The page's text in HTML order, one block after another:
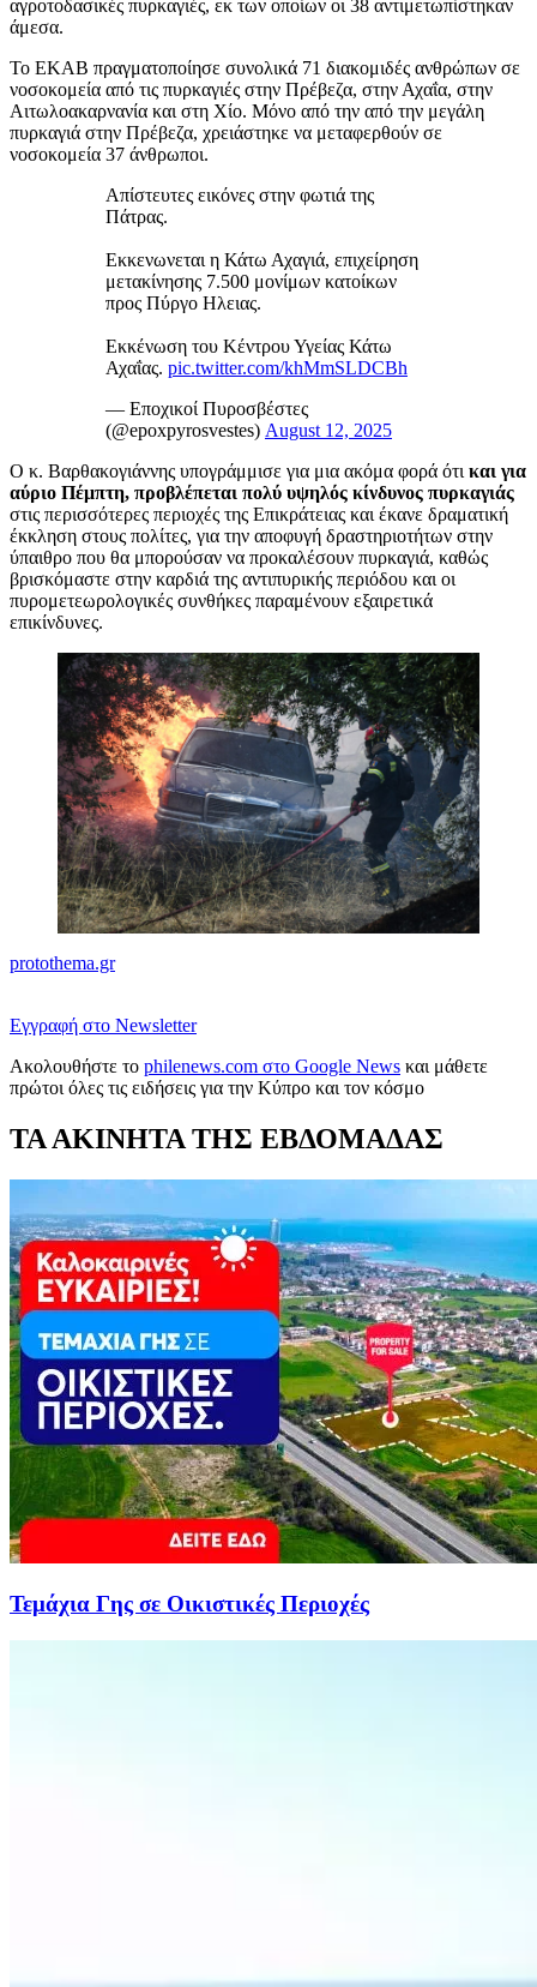
αγροτοδασικές πυρκαγιές, εκ των οποίων οι 38 αντιμετωπίστηκαν
άμεσα.
Το ΕΚΑΒ πραγματοποίησε συνολικά 71 διακομιδές ανθρώπων σε
νοσοκομεία από τις πυρκαγιές στην Πρέβεζα, στην Αχαΐα, στην
Αιτωλοακαρνανία και στη Χίο. Μόνο από την από την μεγάλη
πυρκαγιά στην Πρέβεζα, χρειάστηκε να μεταφερθούν σε
νοσοκομεία 37 άνθρωποι.
Απίστευτες εικόνες στην φωτιά της
Πάτρας.
Εκκενωνεται η Κάτω Αχαγιά, επιχείρηση
μετακίνησης 7.500 μονίμων κατοίκων
προς Πύργο Ηλειας.
Εκκένωση του Κέντρου Υγείας Κάτω
Αχαΐας. pic.twitter.com/khMmSLDCBh
— Εποχικοί Πυροσβέστες
(@epoxpyrosvestes) August 12, 2025
Ο κ. Βαρθακογιάννης υπογράμμισε για μια ακόμα φορά ότι και για
αύριο Πέμπτη, προβλέπεται πολύ υψηλός κίνδυνος πυρκαγιάς
στις περισσότερες περιοχές της Επικράτειας και έκανε δραματική
έκκληση στους πολίτες, για την αποφυγή δραστηριοτήτων στην
ύπαιθρο που θα μπορούσαν να προκαλέσουν πυρκαγιά, καθώς
βρισκόμαστε στην καρδιά της αντιπυρικής περιόδου και οι
πυρομετεωρολογικές συνθήκες παραμένουν εξαιρετικά
επικίνδυνες.
protothema.gr
Εγγραφή στο Newsletter
Ακολουθήστε το philenews.com στο Google News και μάθετε
πρώτοι όλες τις ειδήσεις για την Κύπρο και τον κόσμο
ΤΑ ΑΚΙΝΗΤΑ ΤΗΣ ΕΒΔΟΜΑΔΑΣ
Τεμάχια Γης σε Οικιστικές Περιοχές